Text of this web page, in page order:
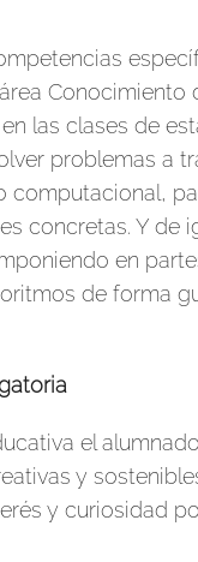
Conocimiento
las clases de
problemas a
computacional,
concretas. Y de
en
de forma
el
y
y curiosidad